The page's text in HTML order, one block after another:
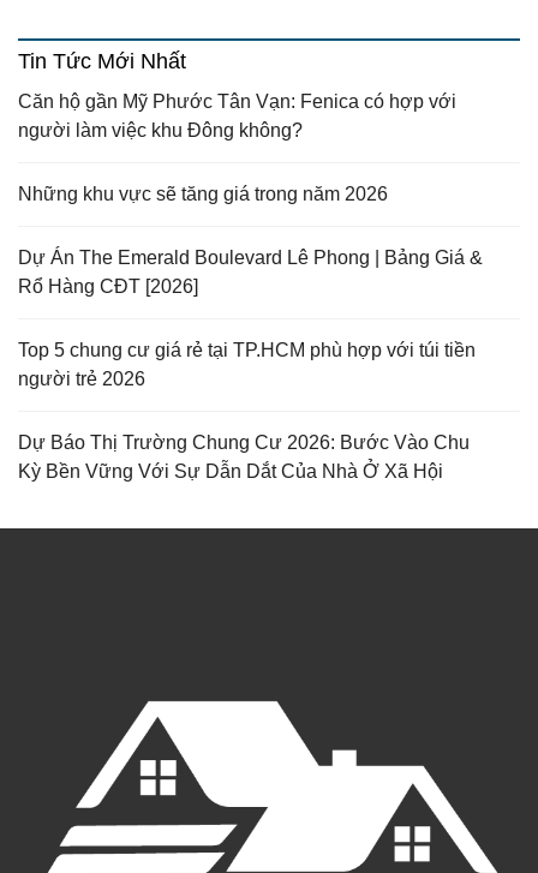
Tin Tức Mới Nhất
Căn hộ gần Mỹ Phước Tân Vạn: Fenica có hợp với
người làm việc khu Đông không?
Những khu vực sẽ tăng giá trong năm 2026
Dự Án The Emerald Boulevard Lê Phong | Bảng Giá &
Rổ Hàng CĐT [2026]
Top 5 chung cư giá rẻ tại TP.HCM phù hợp với túi tiền
người trẻ 2026
Dự Báo Thị Trường Chung Cư 2026: Bước Vào Chu
Kỳ Bền Vững Với Sự Dẫn Dắt Của Nhà Ở Xã Hội